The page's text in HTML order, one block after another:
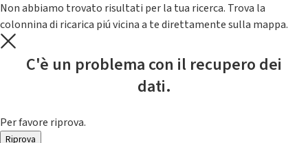
Non abbiamo trovato risultati per la tua ricerca. Trova la
colonnina di ricarica piú vicina a te direttamente sulla mappa.
C'è un problema con il recupero dei
dati.
Per favore riprova.
Riprova